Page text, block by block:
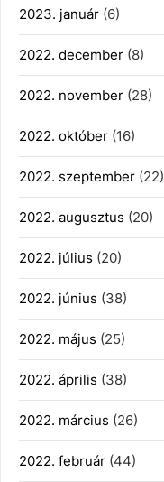
2023. január (6)
2022. december (8)
2022. november (28)
2022. október (16)
2022. szeptember (22)
2022. augusztus (20)
2022. július (20)
2022. június (38)
2022. május (25)
2022. április (38)
2022. március (26)
2022. február (44)